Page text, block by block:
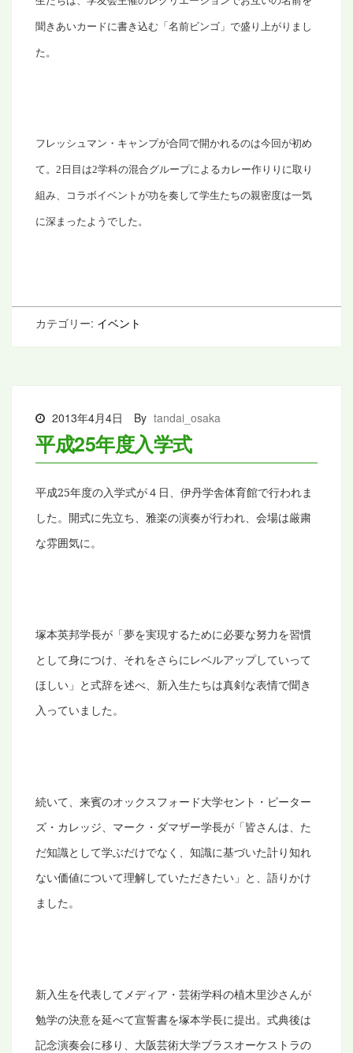
聞きあいカードに書き込む「名前ビンゴ」で盛り上がりまし
た。
フレッシュマン・キャンプが合同で開かれるのは今回が初め
て。 2 日目は2学科の混合グループによるカレー作りりに取り
組み、コラボイベントが功を奏して学生たちの親密度は一気
に深まったようでした。
カテゴリー: イベント
2013年4月4日 By tandai_osaka
平成25年度入学式
平成25年度の入学式が４日、伊丹学舎体育館で行われま
した。開式に先立ち、雅楽の演奏が行われ、会場は厳粛
な雰囲気に。
塚本英邦学長が「夢を実現するために必要な努力を習慣
として身につけ、それをさらにレベルアップしていって
ほしい」と式辞を述べ、新入生たちは真剣な表情で聞き
入っていました。
続いて、来賓のオックスフォード大学セント・ピーター
ズ・カレッジ、マーク・ダマザー学長が「皆さんは、た
だ知識として学ぶだけでなく、知識に基づいた計り知れ
ない価値について理解していただきたい」と、語りかけ
ました。
新入生を代表してメディア・芸術学科の植木里沙さんが
勉学の決意を延べて宣誓書を塚本学長に提出。式典後は
記念演奏会に移り、大阪芸術大学ブラスオーケストラの